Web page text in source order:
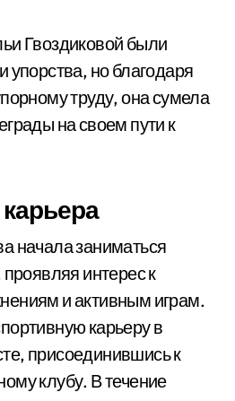
Гвоздиковой были
упорства, но благодаря
труду, она сумела
на своем пути к
начала заниматься
интерес к
и активным играм.
карьеру в
присоединившись к
клубу. В течение